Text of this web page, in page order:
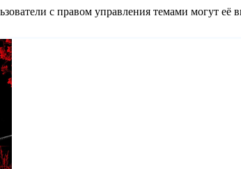
с правом управления темами могут её